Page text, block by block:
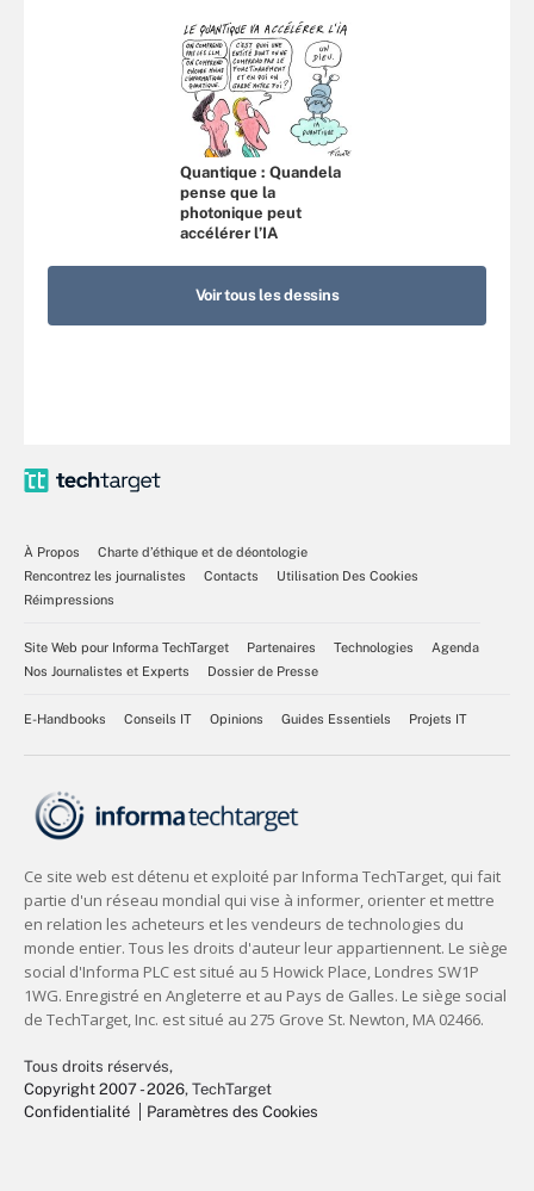
Quantique : Quandela
pense que la
photonique peut
accélérer l’IA
Voir tous les dessins
À Propos
Charte d’éthique et de déontologie
Rencontrez les journalistes
Contacts
Utilisation Des Cookies
Réimpressions
Site Web pour Informa TechTarget Partenaires Technologies
Agenda
Nos Journalistes et Experts
Dossier de Presse
E-Handbooks Conseils IT Opinions Guides Essentiels Projets IT
Tous droits réservés,
Copyright 2007 - 2026, TechTarget
Confidentialité
Paramètres des Cookies